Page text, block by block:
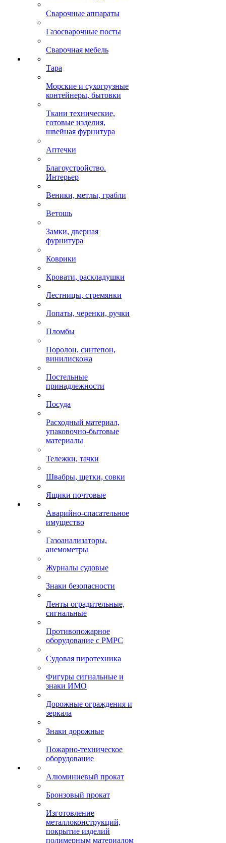
Сварочные аппараты
Газосварочные посты
Сварочная мебель
Тара
Морские и сухогрузные
контейнеры, бытовки
Ткани технические,
готовые изделия,
швейная фурнитура
Аптечки
Благоустройство.
Интерьер
Веники, метлы, грабли
Ветошь
Замки, дверная
фурнитура
Коврики
Кровати, раскладушки
Лестницы, стремянки
Лопаты, черенки, ручки
Пломбы
Поролон, синтепон,
винилискожа
Постельные
принадлежности
Посуда
Расходный материал,
упаковочно-бытовые
материалы
Тележки, тачки
Швабры, щетки, совки
Ящики почтовые
Аварийно-спасательное
имущество
Газоанализаторы,
анемометры
Журналы судовые
Знаки безопасности
Ленты оградительные,
сигнальные
Противопожарное
оборудование с РМРС
Судовая пиротехника
Фигуры сигнальные и
знаки ИМО
Дорожные ограждения и
зеркала
Знаки дорожные
Пожарно-техническое
оборудование
Алюминиевый прокат
Бронзовый прокат
Изготовление
металлоконструкций,
покрытие изделий
полимерным материалом